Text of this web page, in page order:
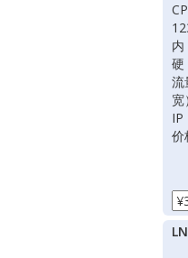
流
宽）
IP
价